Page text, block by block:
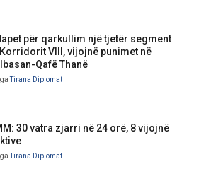
për qarkullim një tjetër segment
VIII, vijojnë punimet në
Qafë Thanë
Tirana Diplomat
30 vatra zjarri në 24 orë, 8 vijojnë
Tirana Diplomat